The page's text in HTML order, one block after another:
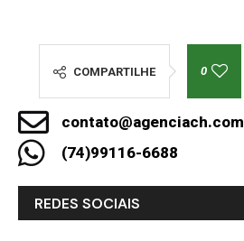
COMPARTILHE 0
(74)99116-6688
REDES SOCIAIS